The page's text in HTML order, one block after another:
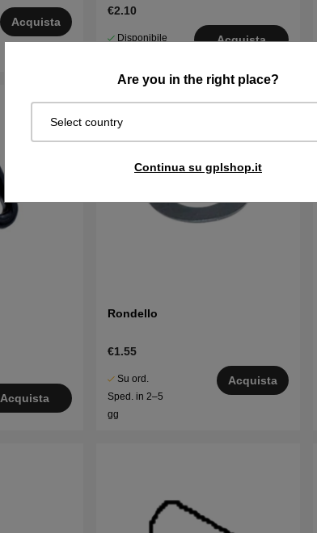
Are you in the right place?
Select country
Continua su gplshop.it
Acquista
€2.10
Disponibile
Acquista
Acquista
Rondello
€1.55
Su ord.
Sped. in 2–5
gg
Acquista